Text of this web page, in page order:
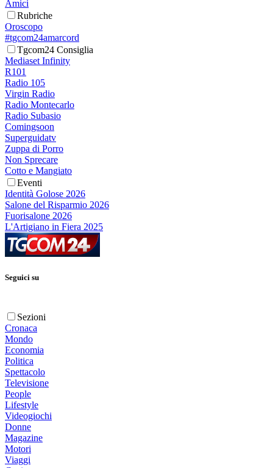
Amici
Rubriche
Oroscopo
#tgcom24amarcord
Tgcom24 Consiglia
Mediaset Infinity
R101
Radio 105
Virgin Radio
Radio Montecarlo
Radio Subasio
Comingsoon
Superguidatv
Zuppa di Porro
Non Sprecare
Cotto e Mangiato
Eventi
Identità Golose 2026
Salone del Risparmio 2026
Fuorisalone 2026
L'Artigiano in Fiera 2025
Seguici su
Sezioni
Cronaca
Mondo
Economia
Politica
Spettacolo
Televisione
People
Lifestyle
Videogiochi
Donne
Magazine
Motori
Viaggi